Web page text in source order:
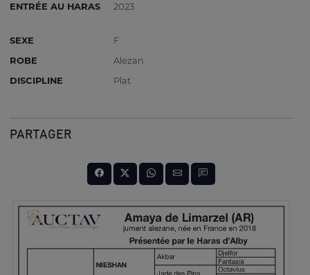
ENTRÉE AU HARAS
2023
SEXE
F
ROBE
Alezan
DISCIPLINE
Plat
PARTAGER